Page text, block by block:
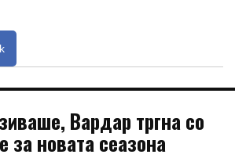
Вардар тргна со
за новата сеазона